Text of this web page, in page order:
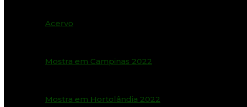
Acervo
Mostra em Campinas 2022
Mostra em Hortolândia 2022